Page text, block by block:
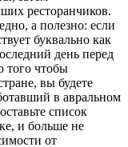
ресторанчиков.
а полезно: если
буквально как
день перед
того чтобы
вы будете
в авральном
список
и больше не
от